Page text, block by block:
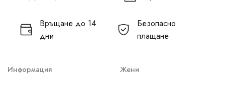
Връщане до 14
дни
Безопасно
плащане
Информация Жени